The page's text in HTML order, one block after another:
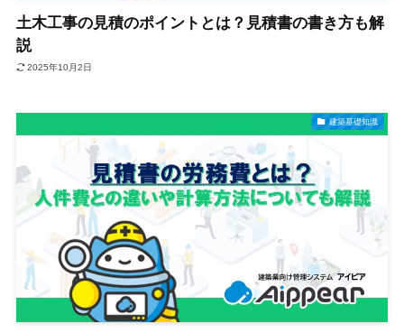
土木工事の見積のポイントとは？見積書の書き方も解
説
2025年10月2日
建築基礎知識